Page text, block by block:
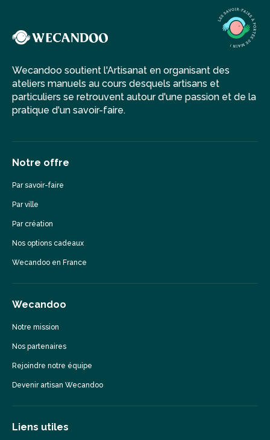
Wecandoo soutient l'Artisanat en organisant des
ateliers manuels au cours desquels artisans et
particuliers se retrouvent autour d'une passion et de la
pratique d'un savoir-faire.
Notre offre
Par savoir-faire
Par ville
Par création
Nos options cadeaux
Wecandoo en France
Wecandoo
Notre mission
Nos partenaires
Rejoindre notre équipe
Devenir artisan Wecandoo
Liens utiles